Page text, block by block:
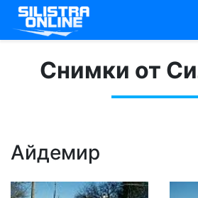
Снимки от
Айдемир